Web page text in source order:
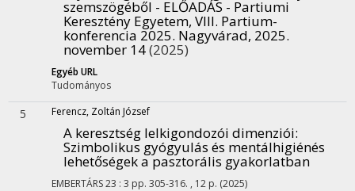
szemszögéből - ELŐADÁS - Partiumi
Keresztény Egyetem, VIII. Partium-
konferencia 2025. Nagyvárad, 2025.
november 14(2025)
Egyéb URL
Tudományos
5 Ferencz, Zoltán József
A keresztség lelkigondozói dimenziói:
Szimbolikus gyógyulás és mentálhigiénés
lehetőségek a pasztorális gyakorlatban
EMBERTÁRS23 : 3 pp. 305-316. , 12 p. (2025)